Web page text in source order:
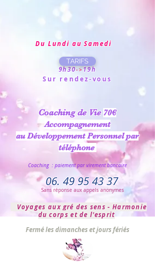
Du Lundi au Samedi
9h30->19h
Sur rendez-vous
Coaching de Vie 70€
Accompagnement
au Développement Personnel par
téléphone
Coaching : paiement par virement bancaire
06. 49 95 43 37
Sans réponse aux appels anonymes
Voyages auxgré des sens- Harmonie
du corps et de l'esprit
Fermé les dimanches et jours fériés
TARIFS